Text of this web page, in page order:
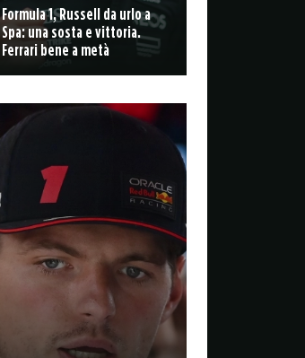
Formula 1, Russell da urlo a
Spa: una sosta e vittoria.
Ferrari bene a metà